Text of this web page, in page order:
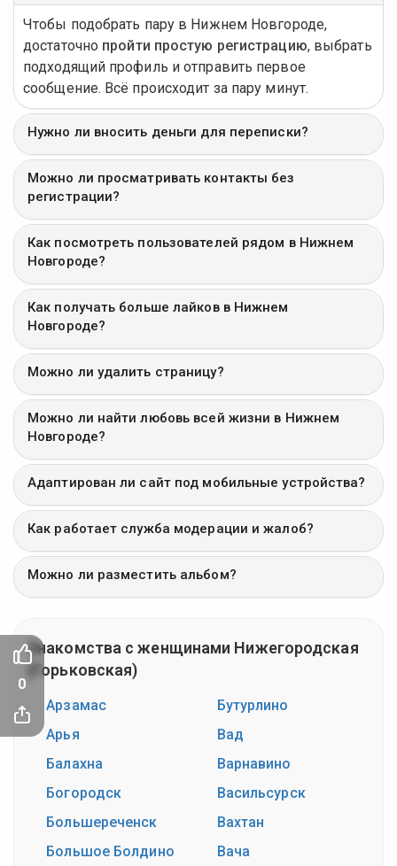
Чтобы подобрать пару в Нижнем Новгороде,
достаточно пройти простую регистрацию, выбрать
подходящий профиль и отправить первое
сообщение. Всё происходит за пару минут.
Нужно ли вносить деньги для переписки?
Можно ли просматривать контакты без
регистрации?
Как посмотреть пользователей рядом в Нижнем
Новгороде?
Как получать больше лайков в Нижнем
Новгороде?
Можно ли удалить страницу?
Можно ли найти любовь всей жизни в Нижнем
Новгороде?
Адаптирован ли сайт под мобильные устройства?
Как работает служба модерации и жалоб?
Можно ли разместить альбом?
Знакомства с женщинами Нижегородская
(Горьковская)
Арзамас
Арья
Балахна
Богородск
Большереченск
Большое Болдино
Бутурлино
Вад
Варнавино
Васильсурск
Вахтан
Вача
0